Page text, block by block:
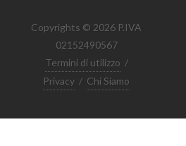
Copyrights © 2026 P.IVA
02152490567
Termini di utilizzo /
Privacy / Chi Siamo